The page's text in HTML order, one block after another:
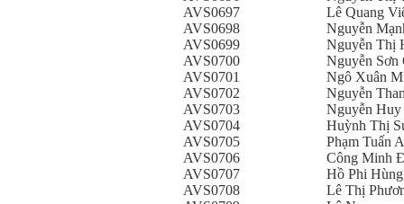
AVS0697
Lê Quang
AVS0698
Nguyễn
AVS0699
Nguyễn Thị
AVS0700
Nguyễn Sơn
AVS0701
Ngô Xuân
AVS0702
Nguyễn
AVS0703
Nguyễn Huy
AVS0704
Huỳnh Thị
AVS0705
Phạm Tuấn
AVS0706
Công Minh
AVS0707
Hồ Phi Hùng
AVS0708
Lê Thị